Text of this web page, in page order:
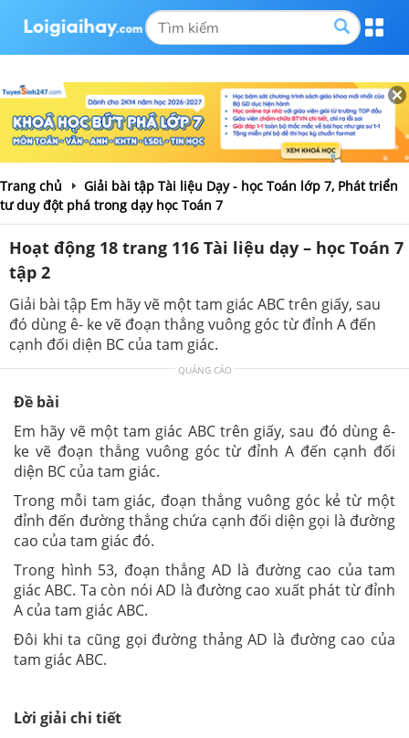
Trang chủ
Giải bài tập Tài liệu Dạy - học Toán lớp 7, Phát triển
tư duy đột phá trong dạy học Toán 7
Hoạt động 18 trang 116 Tài liệu dạy – học Toán 7
tập 2
Giải bài tập Em hãy vẽ một tam giác ABC trên giấy, sau
đó dùng ê- ke vẽ đoạn thẳng vuông góc từ đỉnh A đến
cạnh đối diện BC của tam giác.
QUẢNG CÁO
Đề bài
Em hãy vẽ một tam giác ABC trên giấy, sau đó dùng ê-
ke vẽ đoạn thẳng vuông góc từ đỉnh A đến cạnh đối
diện BC của tam giác.
Trong mỗi tam giác, đoạn thẳng vuông góc kẻ từ một
đỉnh đến đường thẳng chứa cạnh đối diện gọi là đường
cao của tam giác đó.
Trong hình 53, đoạn thẳng AD là đường cao của tam
giác ABC. Ta còn nói AD là đường cao xuất phát từ đỉnh
A của tam giác ABC.
Đôi khi ta cũng gọi đường thảng AD là đường cao của
tam giác ABC.
Lời giải chi tiết